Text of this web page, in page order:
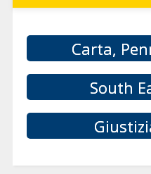
Carta,
South